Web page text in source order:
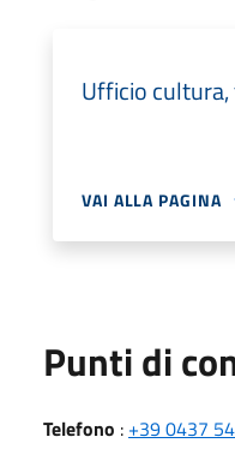
Ufficio
VAI ALLA PAGINA
Punti di
Telefono : +39 0437